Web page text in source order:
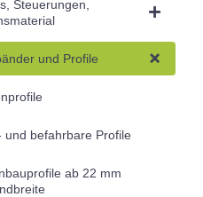
Steuerungen,
und Profile
und befahrbare Profile
ab 22 mm